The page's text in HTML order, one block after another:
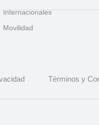
Internacionales
Movilidad
Términos y